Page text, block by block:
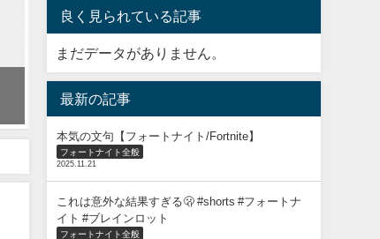
【決定版】ルビーシャドーズをPC勢以外がGETする方法を真剣に考
2021年5月22日
良く見られている記事
まだデータがありません。
最新の記事
本気の文句【フォートナイト/Fortnite】
フォートナイト全般
2025.11.21
これは意外な結果すぎる🫢 #shorts #フォートナ
イト #ブレインロット
フォートナイト全般